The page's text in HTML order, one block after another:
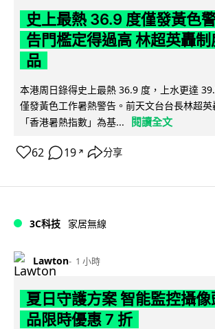
史上最熱 36.9 度僅發黃色
告門檻定得過高 林超英轟制
品
本港周日錄得史上最熱 36.9 度，上水更達
僅發黃色工作暑熱警告。前天文台台長林超
「香港暑熱指數」為基...
閱讀全文
62 19 ↗ 分享
3C科技 家居無線
Lawton 1 小時
夏日守護方案 智能監控攝
品限時優惠 7 折